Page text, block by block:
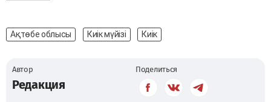
Ақтөбе облысы Киік мүйізі Киік
Автор
Редакция
Поделиться